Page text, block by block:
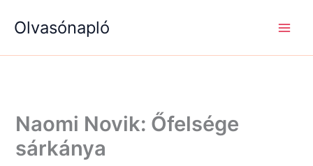
Olvasónapló
Naomi Novik: Őfelsége
sárkánya
e
a
é
g
k
é
g
k